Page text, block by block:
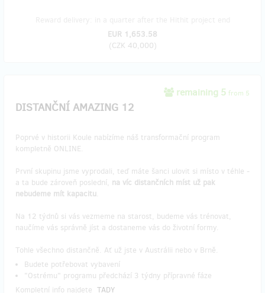
EUR 1,653.58
(CZK 40,000)
remaining 5 from 5
DISTANČNÍ AMAZING 12
Poprvé v historii Koule nabízíme náš transformační program
kompletně ONLINE.
První skupinu jsme vyprodali, teď máte šanci ulovit si místo v téhle -
a ta bude zároveň poslední, na víc distančních míst už pak
nebudeme mít kapacitu.
Na 12 týdnů si vás vezmeme na starost, budeme vás trénovat,
naučíme vás správně jíst a dostaneme vás do životní formy.
Tohle všechno distančně. Ať už jste v Austrálii nebo v Brně.
Budete potřebovat vybavení
"Ostrému" programu předchází 3 týdny přípravné fáze
Kompletní info najdete TADY